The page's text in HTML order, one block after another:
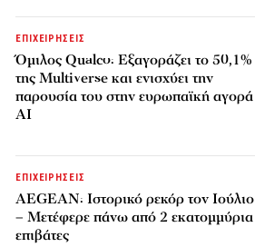
ΕΠΙΧΕΙΡΗΣΕΙΣ
Όμιλος Qualco: Εξαγοράζει το 50,1%
της Multiverse και ενισχύει την
παρουσία του στην ευρωπαϊκή αγορά
AI
ΕΠΙΧΕΙΡΗΣΕΙΣ
AEGEAN: Ιστορικό ρεκόρ τον Ιούλιο
– Μετέφερε πάνω από 2 εκατομμύρια
επιβάτες